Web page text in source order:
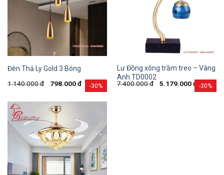
-30%
Đèn Thả Ly Gold 3 Bóng
1.140.000đ 798.000đ -30%
Lư Đồng xông trầm treo – Vàng
Anh TD0002
7.400.000đ 5.179.000đ